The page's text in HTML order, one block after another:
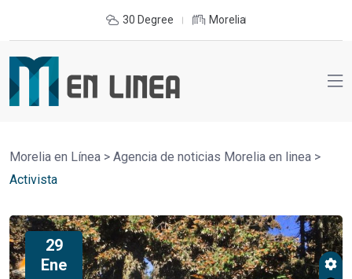
30 Degree Morelia
Morelia en Línea > Agencia de noticias Morelia en linea >
Activista
29
Ene